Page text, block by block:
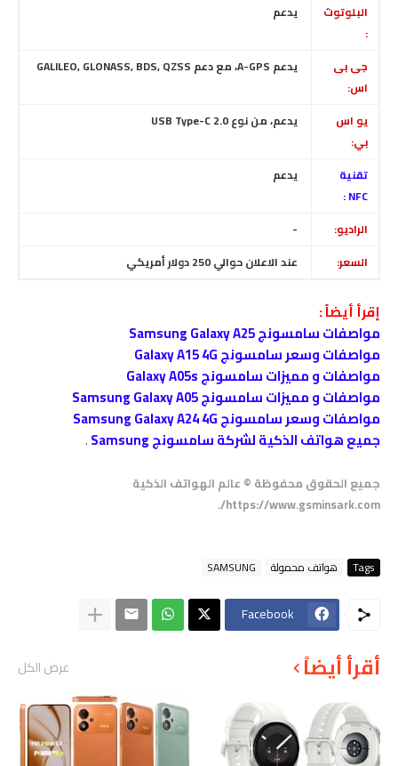
البلوتوث
:
يدعم
جى بى
اس:
يدعم A-GPS، مع دعم GALILEO, GLONASS, BDS, QZSS
يو اس
بي:
يدعم، من نوع USB Type-C 2.0
تقنية
NFC :
يدعم
الراديو:
-
السعر: عند الاعلان حوالي 250 دولار أمريكي
إقرأ أيضاً :
مواصفات سامسونج Samsung Galaxy A25
مواصفات وسعر سامسونج Galaxy A15 4G
مواصفات و مميزات سامسونج Galaxy A05s
مواصفات و مميزات سامسونج Samsung Galaxy A05
مواصفات وسعر سامسونج Samsung Galaxy A24 4G
جميع هواتف الذكية لشركة سامسونج Samsung
.
جميع الحقوق محفوظة © عالم الهواتف الذكية
https://www.gsminsark.com/.
Tags هواتف محمولة SAMSUNG
Facebook
أقرأ أيضاً عرض الكل